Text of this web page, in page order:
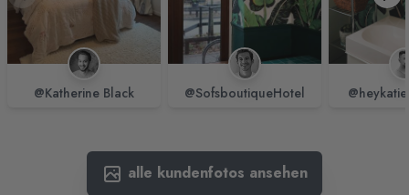
@Katherine Black @SofsboutiqueHotel
alle kundenfotos ansehen